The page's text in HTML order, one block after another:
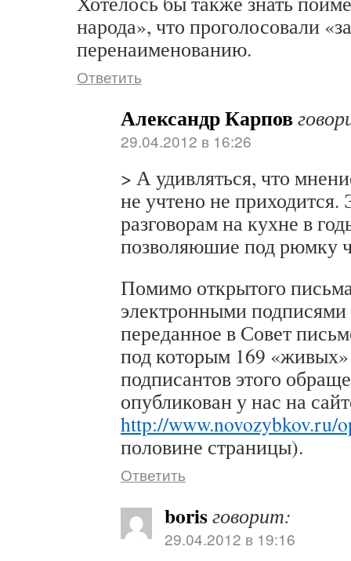
народа», что проголосовали
перенаименованию.
Ответить
Александр Карпов
29.04.2012 в 16:26
> А удивляться, что
не учтено не
разговорам на кухне в
позволяюшие под рюмку
Помимо открытого
электронными подписями
переданное в Совет
под которым 169
подписантов этого
опубликован у нас на
http://www.novozybkov.ru/
половине страницы).
Ответить
borisговорит:
29.04.2012 в 19:16